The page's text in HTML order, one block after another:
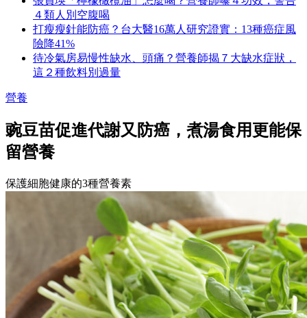
４類人別空腹喝
打瘦瘦針能防癌？台大醫16萬人研究證實：13種癌症風
險降41%
待冷氣房易慢性缺水、頭痛？營養師揭７大缺水症狀，
這２種飲料別過量
營養
豌豆苗促進代謝又防癌，煮湯食用更能保
留營養
保護細胞健康的3種營養素